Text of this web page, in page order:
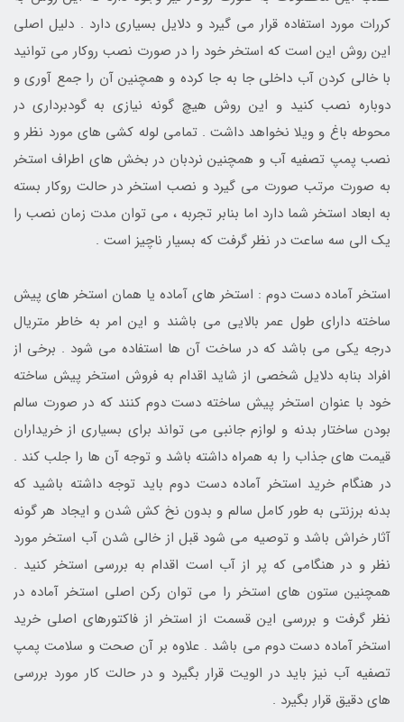
کررات مورد استفاده قرار می گیرد و دلایل بسیاری دارد . دلیل اصلی
این روش این است که استخر خود را در صورت نصب روکار می توانید
با خالی کردن آب داخلی جا به جا کرده و همچنین آن را جمع آوری و
دوباره نصب کنید و این روش هیچ گونه نیازی به گودبرداری در
محوطه باغ و ویلا نخواهد داشت . تمامی لوله کشی های مورد نظر و
نصب پمپ تصفیه آب و همچنین نردبان در بخش های اطراف استخر
به صورت مرتب صورت می گیرد و نصب استخر در حالت روکار بسته
به ابعاد استخر شما دارد اما بنابر تجربه ، می توان مدت زمان نصب را
یک الی سه ساعت در نظر گرفت که بسیار ناچیز است .
استخر آماده دست دوم : استخر های آماده یا همان استخر های پیش
ساخته دارای طول عمر بالایی می باشند و این امر به خاطر متریال
درجه یکی می باشد که در ساخت آن ها استفاده می شود . برخی از
افراد بنابه دلایل شخصی از شاید اقدام به فروش استخر پیش ساخته
خود با عنوان استخر پیش ساخته دست دوم کنند که در صورت سالم
بودن ساختار بدنه و لوازم جانبی می تواند برای بسیاری از خریداران
قیمت های جذاب را به همراه داشته باشد و توجه آن ها را جلب کند .
در هنگام خرید استخر آماده دست دوم باید توجه داشته باشید که
بدنه برزنتی به طور کامل سالم و بدون نخ کش شدن و ایجاد هر گونه
آثار خراش باشد و توصیه می شود قبل از خالی شدن آب استخر مورد
نظر و در هنگامی که پر از آب است اقدام به بررسی استخر کنید .
همچنین ستون های استخر را می توان رکن اصلی استخر آماده در
نظر گرفت و بررسی این قسمت از استخر از فاکتورهای اصلی خرید
استخر آماده دست دوم می باشد . علاوه بر آن صحت و سلامت پمپ
تصفیه آب نیز باید در الویت قرار بگیرد و در حالت کار مورد بررسی
های دقیق قرار بگیرد .